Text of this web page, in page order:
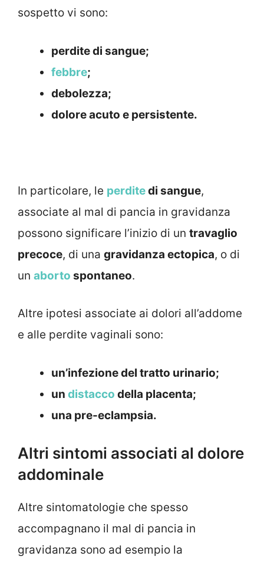
sospetto vi sono:
perdite di sangue;
febbre;
debolezza;
dolore acuto e persistente.
In particolare, le perditedi sangue,
associate al mal di pancia in gravidanza
possono significare l’inizio di un travaglio
precoce, di una gravidanza ectopica, o di
un aborto spontaneo.
Altre ipotesi associate ai dolori all’addome
e alle perdite vaginali sono:
un’infezione del tratto urinario;
un distacco della placenta;
una pre-eclampsia.
Altri sintomi associati al dolore
addominale
Altre sintomatologie che spesso
accompagnano il mal di pancia in
gravidanza sono ad esempio la